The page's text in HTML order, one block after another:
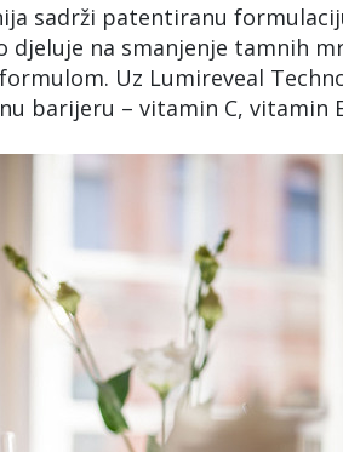
sadrži patentiranu
djeluje na smanjenje tamnih
Uz Lumireveal
barijeru – vitamin C, vitamin